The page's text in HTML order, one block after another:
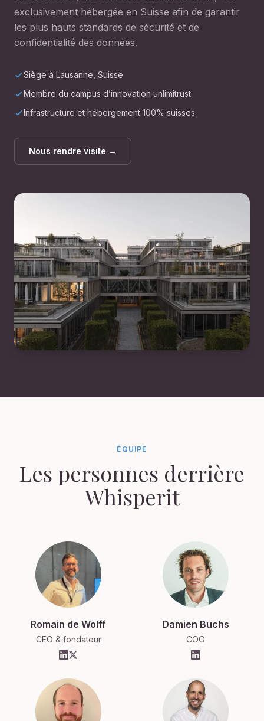
exclusivement hébergée en Suisse afin de garantir
les plus hauts standards de sécurité et de
confidentialité des données.
Siège à Lausanne, Suisse
Membre du campus d’innovation unlimitrust
Infrastructure et hébergement 100% suisses
Nous rendre visite →
ÉQUIPE
Les personnes derrière
Whisperit
Romain de Wolff
CEO & fondateur
Damien Buchs
COO